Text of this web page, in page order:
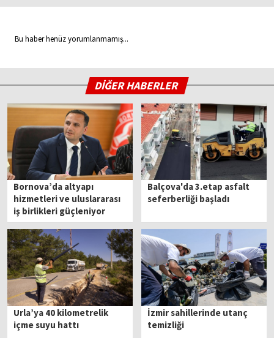
Bu haber henüz yorumlanmamış...
DİĞER HABERLER
Bornova’da altyapı
hizmetleri ve uluslararası
iş birlikleri güçleniyor
Balçova'da 3.etap asfalt
seferberliği başladı
Urla’ya 40 kilometrelik
içme suyu hattı
İzmir sahillerinde utanç
temizliği